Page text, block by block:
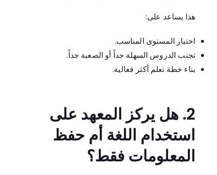
هذا يساعد على:
اختيار المستوى المناسب.
تجنب الدروس السهلة جداً أو الصعبة جداً.
بناء خطة تعلم أكثر فعالية.
2. هل يركز المعهد على
استخدام اللغة أم حفظ
المعلومات فقط؟